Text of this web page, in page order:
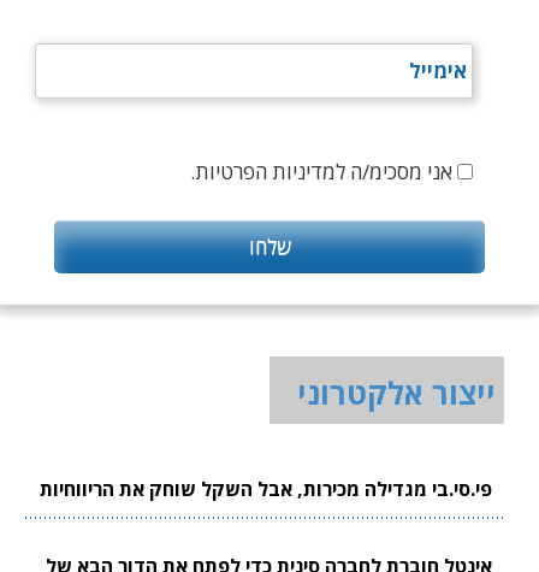
אני מסכימ/ה למדיניות הפרטיות.
ייצור אלקטרוני
פי.סי.בי מגדילה מכירות, אבל השקל שוחק את הריווחיות
אינטל חוברת לחברה סינית כדי לפתח את הדור הבא של